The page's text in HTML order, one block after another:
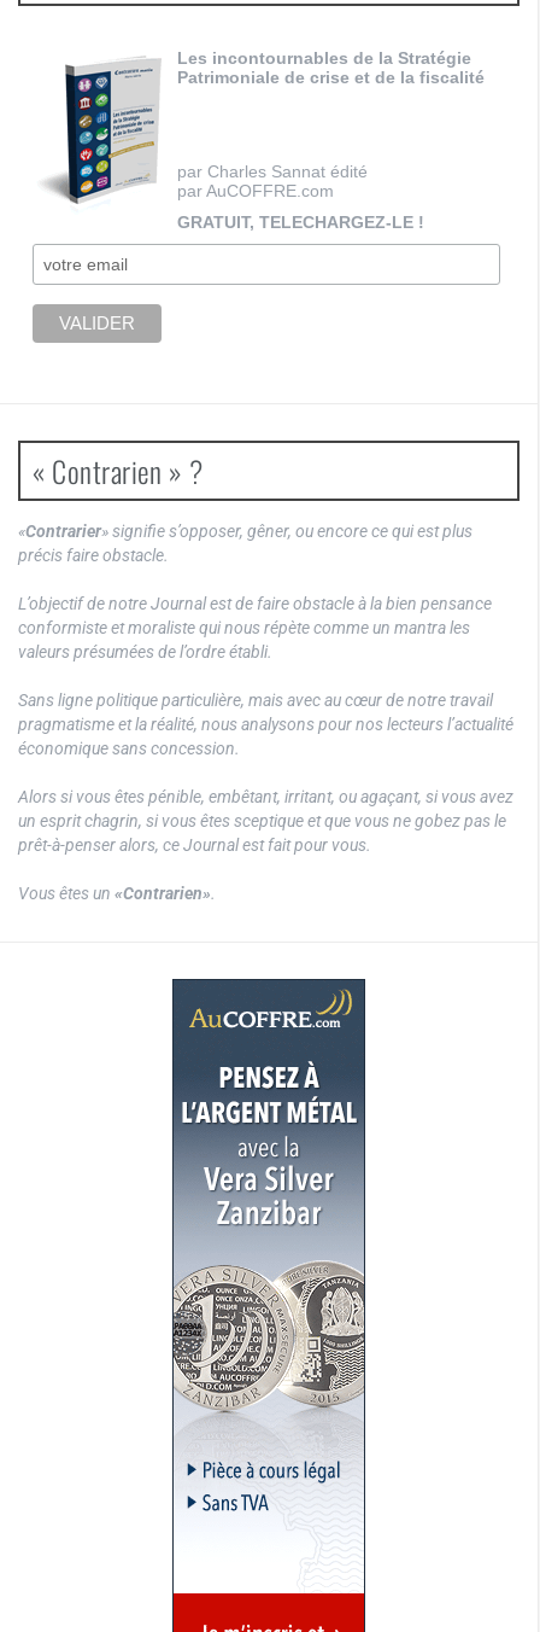
Les incontournables de la Stratégie
Patrimoniale de crise et de la fiscalité
par Charles Sannat édité
par AuCOFFRE.com
GRATUIT, TELECHARGEZ-LE !
« Contrarien » ?
«Contrarier» signifie s’opposer, gêner, ou encore ce qui est plus
précis faire obstacle.
L’objectif de notre Journal est de faire obstacle à la bien pensance
conformiste et moraliste qui nous répète comme un mantra les
valeurs présumées de l’ordre établi.
Sans ligne politique particulière, mais avec au cœur de notre travail
pragmatisme et la réalité, nous analysons pour nos lecteurs l’actualité
économique sans concession.
Alors si vous êtes pénible, embêtant, irritant, ou agaçant, si vous avez
un esprit chagrin, si vous êtes sceptique et que vous ne gobez pas le
prêt-à-penser alors, ce Journal est fait pour vous.
Vous êtes un «Contrarien».